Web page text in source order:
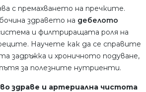
с премахването на пречките.
здравето на дебелото
и филтриращата роля на
Научете как да се справите
задръжка и хроничното подуване,
за полезните нутриенти.
здраве и артериална чистота